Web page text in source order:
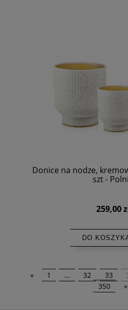
Donice na nodze,
szt -
259,00
DO
« 1 ... 32 33
350
»